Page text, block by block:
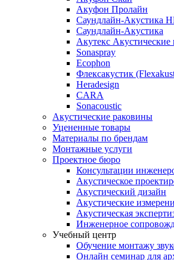
Акуфон Пролайн
Саундлайн-Акустика
Саундлайн-Акустика
Акутекс Акустические
Sonaspray
Ecophon
Флексакустик
Heradesign
CARA
Sonacoustic
Акустические раковины
Уцененные товары
Материалы по брендам
Монтажные услуги
Проектное бюро
Консультации
Акустическое
Акустический дизайн
Акустические
Акустическая
Инженерное
Учебный центр
Обучение монтажу
Онлайн семинар для